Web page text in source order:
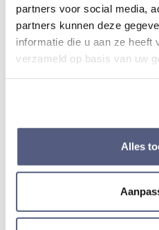
partners voor social media,
partners kunnen deze
informatie die u aan ze heeft
verzameld op basis van uw
Alles
Dikte van kast
12 mm
Band
Materiaal band